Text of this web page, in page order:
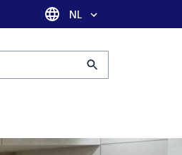
Taal selectie
NL